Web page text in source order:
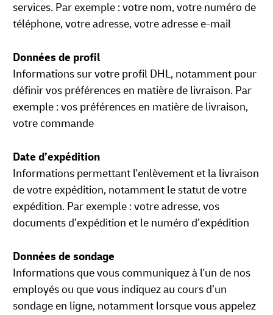
services. Par exemple : votre nom, votre numéro de
téléphone, votre adresse, votre adresse e-mail
Données de profil
Informations sur votre profil DHL, notamment pour
définir vos préférences en matière de livraison. Par
exemple : vos préférences en matière de livraison,
votre commande
Date d’expédition
Informations permettant l'enlèvement et la livraison
de votre expédition, notamment le statut de votre
expédition. Par exemple : votre adresse, vos
documents d’expédition et le numéro d’expédition
Données de sondage
Informations que vous communiquez à l'un de nos
employés ou que vous indiquez au cours d’un
sondage en ligne, notamment lorsque vous appelez